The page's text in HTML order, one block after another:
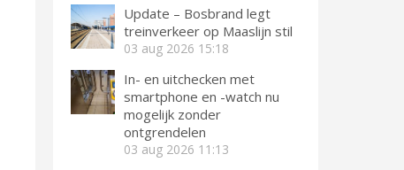
Update – Bosbrand legt
treinverkeer op Maaslijn stil
03 aug 2026 15:18
In- en uitchecken met
smartphone en -watch nu
mogelijk zonder
ontgrendelen
03 aug 2026 11:13